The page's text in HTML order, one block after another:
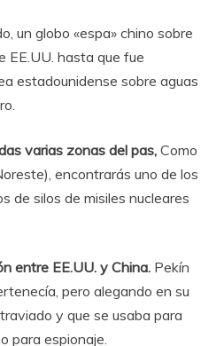
un globo «espa» chino sobre
EE.UU. hasta que fue
​​estadounidense sobre aguas
varias zonas del pas, Como
encontrarás uno de los
de silos de misiles nucleares
entre EE.UU. y China. Pekín
pero alegando en su
y que se usaba para
para espionaje.